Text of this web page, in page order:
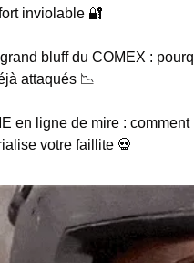
inviolable 🔐
bluff du COMEX :
attaqués 📉
en ligne de mire :
votre faillite 💀